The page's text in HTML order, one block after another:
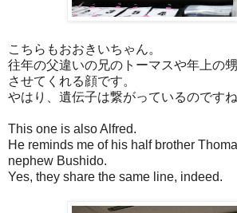
こちらもおおきいちゃん。
往年の父違いの兄のトーマスや年上の
させてくれる顔です。
やはり、遺伝子は繋がっているのです
This one is also Alfred.
He reminds me of his half brother
nephew Bushido.
Yes, they share the same line, indeed.